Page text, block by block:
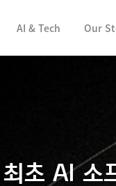
AI & Tech Our
최초 AI